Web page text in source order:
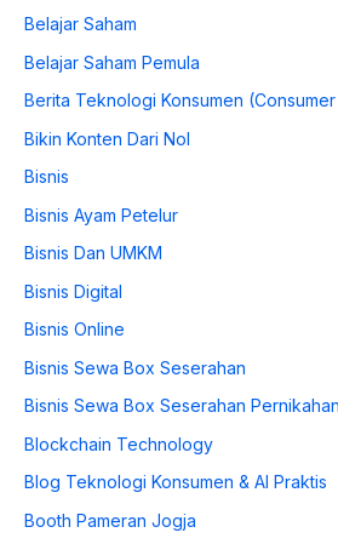
Belajar Saham
Belajar Saham Pemula
Berita Teknologi Konsumen
Bikin Konten Dari Nol
Bisnis
Bisnis Ayam Petelur
Bisnis Dan UMKM
Bisnis Digital
Bisnis Online
Bisnis Sewa Box Seserahan
Bisnis Sewa Box Seserahan Pernikahan
Blockchain Technology
Blog Teknologi Konsumen & AI Praktis
Booth Pameran Jogja